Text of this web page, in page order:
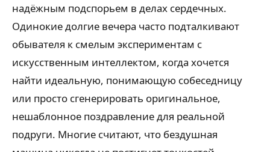
надёжным подспорьем в делах сердечных.
Одинокие долгие вечера часто подталкивают
обывателя к смелым экспериментам с
искусственным интеллектом, когда хочется
найти идеальную, понимающую собеседницу
или просто сгенерировать оригинальное,
нешаблонное поздравление для реальной
подруги. Многие считают, что бездушная